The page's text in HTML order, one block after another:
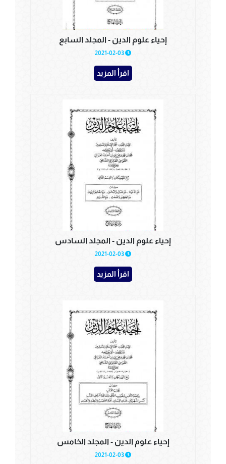
إحياء علوم الدين - المجلد السابع
اقرأ المزيد
إحياء علوم الدين - المجلد السادس
اقرأ المزيد
إحياء علوم الدين - المجلد الخامس